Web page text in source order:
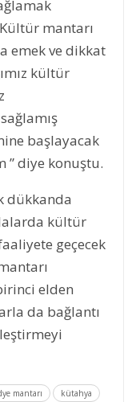
mantarı
emek ve dikkat
kültür
başlayacak
” diye konuştu.
dükkanda
kültür
geçecek
elden
da bağlantı
mantarı
kütahya